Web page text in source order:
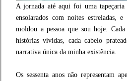
A jornada até aqui foi uma tapeçaria
ensolarados com noites estreladas,
moldou a pessoa que sou hoje.
histórias vividas, cada cabelo
narrativa única da minha existência.
Os sessenta anos não representam